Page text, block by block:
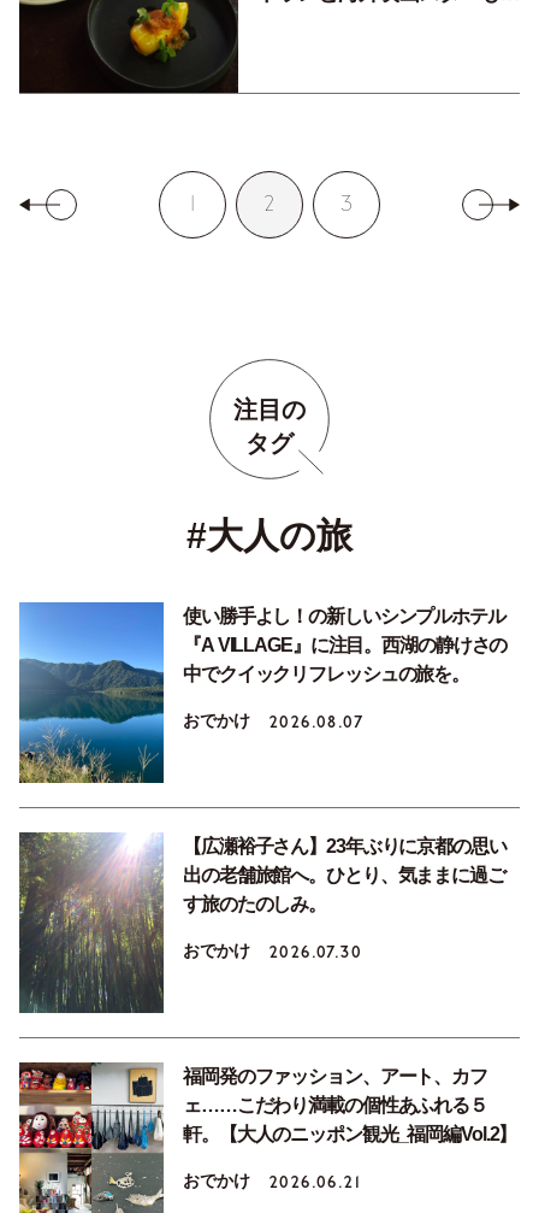
1 2 3
注目の
タグ
#大人の旅
使い勝手よし！の新しいシンプルホテル
『A VILLAGE』に注目。西湖の静けさの
中でクイックリフレッシュの旅を。
おでかけ 2026.08.07
【広瀬裕子さん】23年ぶりに京都の思い
出の老舗旅館へ。ひとり、気ままに過ご
す旅のたのしみ。
おでかけ 2026.07.30
福岡発のファッション、アート、カフ
ェ……こだわり満載の個性あふれる５
軒。【大人のニッポン観光_福岡編Vol.2】
おでかけ 2026.06.21